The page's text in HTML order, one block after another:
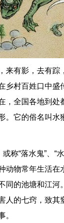
来有影，去有
村百姓口中盛
全国各地到处
。它的俗名叫
称“落水鬼”、“
动物常年生活
同的池塘和江
人的七窍，致
。